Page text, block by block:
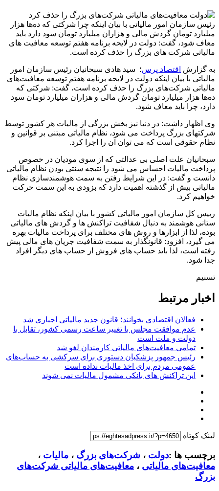
رئیس سازمان امور مالیاتی با بیان اینکه چرا شرکتی که ده‌ها هزار
میلیارد تومان گردش مالی و هزاران میلیارد تومان سود دارد باید
معاف شود، گفت: دولت در لایحه برنامه هفتم توسعه معافیت های
مالیاتی شرکت های بزرگ را حذف کرده است.
به گزارش اقتصاد پرس؛ سید هادی سبحانیان رئیس سازمان امور
مالیاتی با بیان اینکه دولت در لایحه برنامه هفتم توسعه معافیت‌های
مالیاتی شرکت‌های بزرگ را حذف کرده است، گفت: شرکتی که
ده‌ها هزار میلیارد تومان گردش مالی و هزاران میلیارد تومان سود
دارد، چرا باید معاف شود.
وی اظهار داشت: در دنیا نیز بخش بزرگی از مالیات هر کشور توسط
شرکتهای بزرگ پرداخت می شود، نظام مالیاتی مبتنی بر قوانین و
نظام حقوقی است که می توان آن را اجرا کرد.
سبحانیان علت اصلی بی عدالتی که از سوی مودیان در خصوص
پرداخت مالیات احساس می شود را نتیجه سنتی بودن نظام مالیاتی
دانست و گفت: در این شرایط رفتن به سمت هوشمندسازی نظام
مالیاتی بیش از گذشته اهمیت دارد که بزودی به این سمت حرکت
خواهیم کرد.
رییس کل سازمان امور مالیاتی کشور با بیان اینکه نظام مالیات
ستانی هوشمند به دنبال شفافیت تراکنش ها و گردش های مالیاتی
بوده، لذا از ابزارها و روش های مختلف برای پرداخت مالیات بهره
می گیرد، افزود: قانونگذار به سمت شفافیت جریان های مالی پیش
رفته است، لذا باید حساب های فروش از حساب های دیگر افراد
جدا شود.
تسنیم
اخبار مرتبط
فعالان اقتصادی بخوانند؛ قانون جدید مالیاتی اجباری شد
عدم موافقت مجلس با تغییر ساعت رسمی کشور، تقابل با
دولت و ملت است
تمامی معافیت‌های مالیاتی کارمندان لغو شد
رئیس جمهور پزشکیان دستوری برای سرکشی به حساب‌های
عمومی مردم برای اخذ مالیات نداده است
این تراکنش های بانکی مشمول مالیات نمی شوند
لینک کوتاه
برچسب ها :دولت ، شرکت‌های بزرگ ، مالیات ،
معافیت‌های مالیاتی ، معافیت‌های مالیاتی شرکت‌های
بزرگ